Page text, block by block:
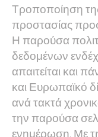
Τροποποίηση
προστασίας
Η παρούσα
δεδομένων
απαιτείται και
και Ευρωπαϊκό
ανά τακτά
την παρούσα
ενημέρωση. Με